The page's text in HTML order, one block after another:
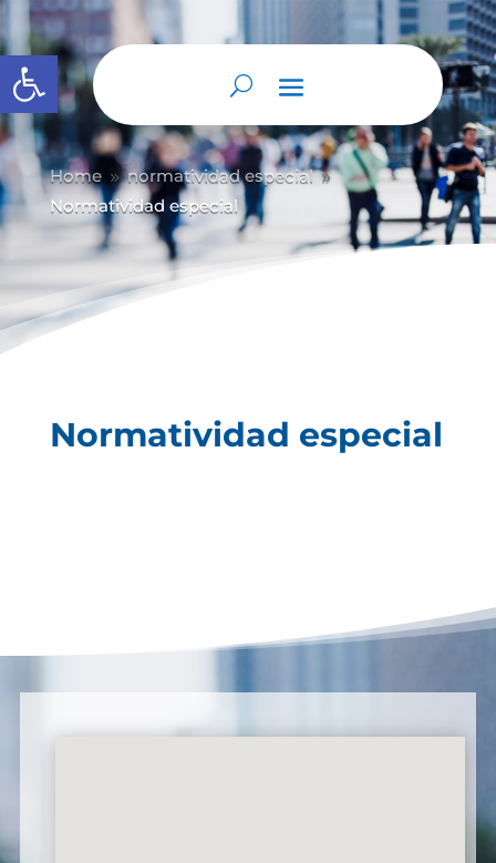
Abrir barra de herramientas
Home 9 normatividad especial 9
Normatividad especial
Normatividad especial